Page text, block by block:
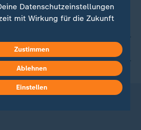
Datenschutzeinstellungen
mit Wirkung für die Zukunft
Impressum.
findest du in unserer
Zustimmen
Ablehnen
Einstellen